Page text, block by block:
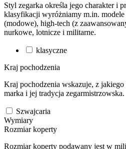
Styl zegarka określa jego charakter i
klasyfikacji wyróżniamy m.in. modele
(modowe), high-tech (z
nurkowe, lotnicze i militarne.
klasyczne
Kraj pochodzenia
Kraj pochodzenia wskazuje, z
marka i jej tradycja zegarmistrzowska.
Szwajcaria
Wymiary
Rozmiar koperty
Rozmiar koperty podawany jest w